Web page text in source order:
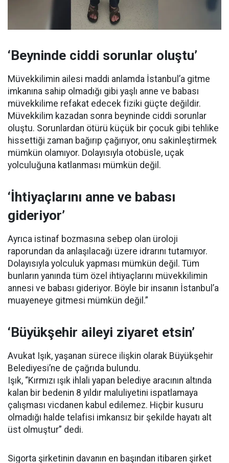
‘Beyninde ciddi sorunlar oluştu’
Müvekkilimin ailesi maddi anlamda İstanbul’a gitme
imkanına sahip olmadığı gibi yaşlı anne ve babası
müvekkilime refakat edecek fiziki güçte değildir.
Müvekkilim kazadan sonra beyninde ciddi sorunlar
oluştu. Sorunlardan ötürü küçük bir çocuk gibi tehlike
hissettiği zaman bağırıp çağırıyor, onu sakinleştirmek
mümkün olamıyor. Dolayısıyla otobüsle, uçak
yolculuğuna katlanması mümkün değil.
‘İhtiyaçlarını anne ve babası
gideriyor’
Ayrıca istinaf bozmasına sebep olan üroloji
raporundan da anlaşılacağı üzere idrarını tutamıyor.
Dolayısıyla yolculuk yapması mümkün değil. Tüm
bunların yanında tüm özel ihtiyaçlarını müvekkilimin
annesi ve babası gideriyor. Böyle bir insanın İstanbul’a
muayeneye gitmesi mümkün değil.”
‘Büyükşehir aileyi ziyaret etsin’
Avukat Işık, yaşanan sürece ilişkin olarak Büyükşehir
Belediyesi’ne de çağrıda bulundu.
Işık, “Kırmızı ışık ihlali yapan belediye aracının altında
kalan bir bedenin 8 yıldır maluliyetini ispatlamaya
çalışması vicdanen kabul edilemez. Hiçbir kusuru
olmadığı halde telafisi imkansız bir şekilde hayatı alt
üst olmuştur” dedi.
Sigorta şirketinin davanın en başından itibaren şirket